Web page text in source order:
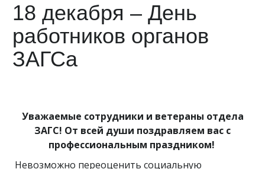
18 декабря – День
работников органов
ЗАГСа
Уважаемые сотрудники и ветераны отдела
ЗАГС! От всей души поздравляем вас с
профессиональным праздником!
Невозможно переоценить социальную